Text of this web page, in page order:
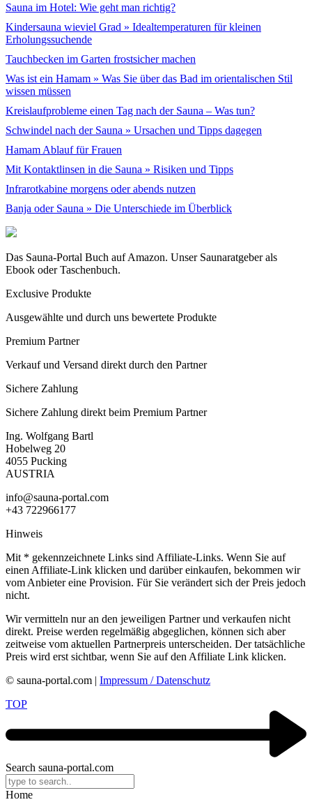
Sauna im Hotel: Wie geht man richtig?
Kindersauna wieviel Grad » Idealtemperaturen für kleinen
Erholungssuchende
Tauchbecken im Garten frostsicher machen
Was ist ein Hamam » Was Sie über das Bad im orientalischen Stil
wissen müssen
Kreislaufprobleme einen Tag nach der Sauna – Was tun?
Schwindel nach der Sauna » Ursachen und Tipps dagegen
Hamam Ablauf für Frauen
Mit Kontaktlinsen in die Sauna » Risiken und Tipps
Infrarotkabine morgens oder abends nutzen
Banja oder Sauna » Die Unterschiede im Überblick
Das Sauna-Portal Buch auf Amazon. Unser Saunaratgeber als
Ebook oder Taschenbuch.
Exclusive Produkte
Ausgewählte und durch uns bewertete Produkte
Premium Partner
Verkauf und Versand direkt durch den Partner
Sichere Zahlung
Sichere Zahlung direkt beim Premium Partner
Ing. Wolfgang Bartl
Hobelweg 20
4055 Pucking
AUSTRIA
info@sauna-portal.com
+43 722966177
Hinweis
Mit * gekennzeichnete Links sind Affiliate-Links. Wenn Sie auf
einen Affiliate-Link klicken und darüber einkaufen, bekommen wir
vom Anbieter eine Provision. Für Sie verändert sich der Preis jedoch
nicht.
Wir vermitteln nur an den jeweiligen Partner und verkaufen nicht
direkt. Preise werden regelmäßig abgeglichen, können sich aber
zeitweise vom aktuellen Partnerpreis unterscheiden. Der tatsächliche
Preis wird erst sichtbar, wenn Sie auf den Affiliate Link klicken.
© sauna-portal.com | Impressum / Datenschutz
TOP
Search sauna-portal.com
Home